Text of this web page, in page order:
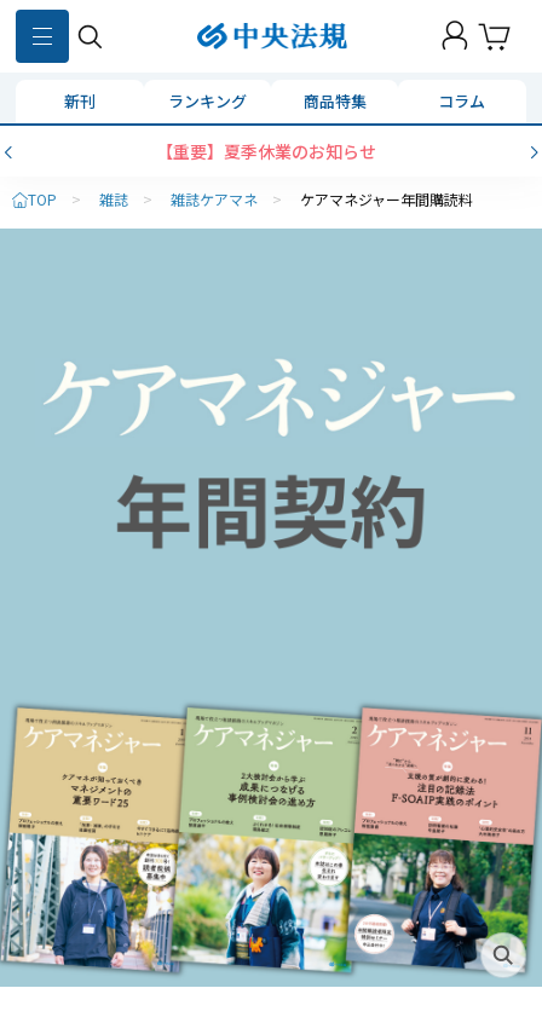
新刊 ランキング 商品特集 コラム
【重要】夏季休業のお知らせ
TOP > 雑誌 > 雑誌ケアマネ > ケアマネジャー年間購読料